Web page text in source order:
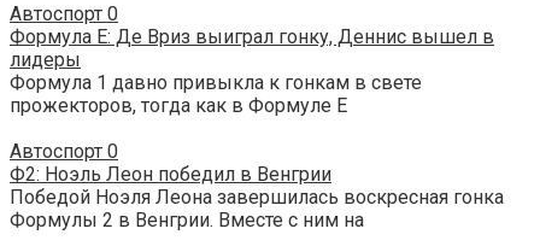
Автоспорт 0
Формула E: Де Вриз выиграл гонку, Деннис вышел в
лидеры
Формула 1 давно привыкла к гонкам в свете
прожекторов, тогда как в Формуле E
Автоспорт 0
Ф2: Ноэль Леон победил в Венгрии
Победой Ноэля Леона завершилась воскресная гонка
Формулы 2 в Венгрии. Вместе с ним на